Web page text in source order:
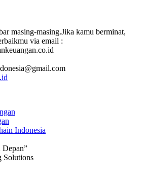
masing-masing.Jika kamu berminat,
via email :
Indonesia
Depan”
Solutions